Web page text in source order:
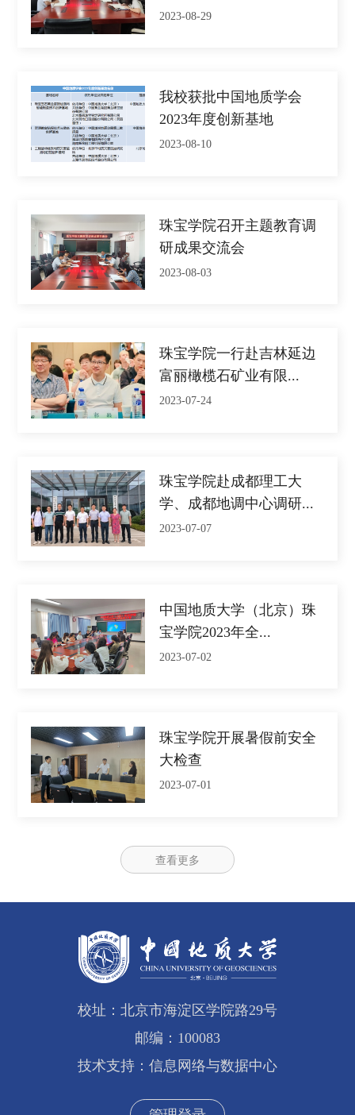
2023-08-29
我校获批中国地质学会
2023年度创新基地
2023-08-10
珠宝学院召开主题教育调
研成果交流会
2023-08-03
珠宝学院一行赴吉林延边
富丽橄榄石矿业有限...
2023-07-24
珠宝学院赴成都理工大
学、成都地调中心调研...
2023-07-07
中国地质大学（北京）珠
宝学院2023年全...
2023-07-02
珠宝学院开展暑假前安全
大检查
2023-07-01
查看更多
校址：北京市海淀区学院路29号
邮编：100083
技术支持：信息网络与数据中心